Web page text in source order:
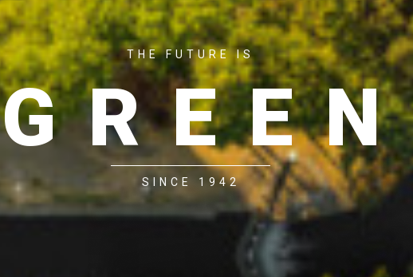
THE FUTURE IS
GREEN
SINCE 1942